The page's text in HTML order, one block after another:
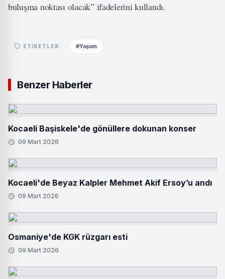
buluşma noktası olacak” ifadelerini kullandı.
ETIKETLER: #Yaşam
Benzer Haberler
Kocaeli Başiskele'de gönüllere dokunan konser
09 Mart 2026
Kocaeli'de Beyaz Kalpler Mehmet Akif Ersoy’u andı
09 Mart 2026
Osmaniye'de KGK rüzgarı esti
09 Mart 2026